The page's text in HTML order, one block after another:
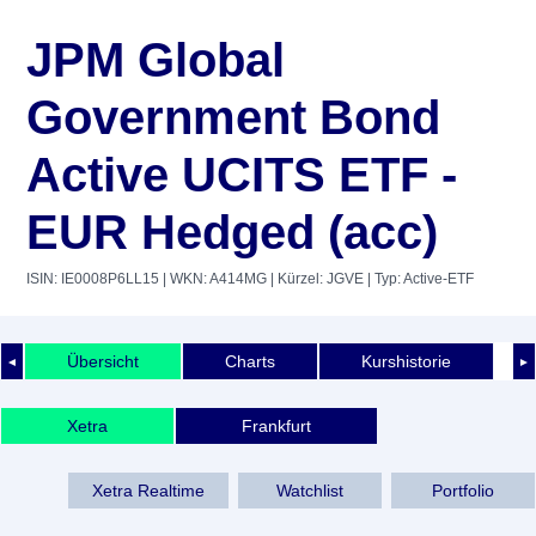
JPM Global
Government Bond
Active UCITS ETF -
EUR Hedged (acc)
ISIN: IE0008P6LL15 | WKN: A414MG | Kürzel: JGVE | Typ: Active-ETF
◄ ►
Übersicht Charts Kurshistorie
Xetra Frankfurt
Xetra Realtime Watchlist Portfolio